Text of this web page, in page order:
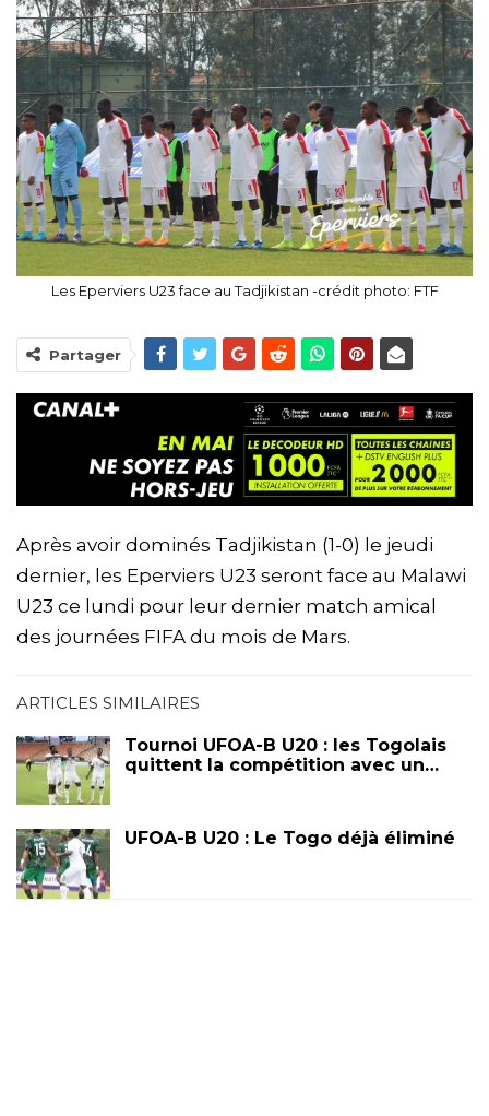
Les Eperviers U23 face au Tadjikistan -crédit photo: FTF
Partager
Après avoir dominés Tadjikistan (1-0) le jeudi
dernier, les Eperviers U23 seront face au Malawi
U23 ce lundi pour leur dernier match amical
des journées FIFA du mois de Mars.
ARTICLES SIMILAIRES
Tournoi UFOA-B U20 : les Togolais
quittent la compétition avec un…
UFOA-B U20 : Le Togo déjà éliminé